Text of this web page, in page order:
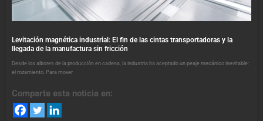
Levitación magnética industrial: El fin de las cintas transportadoras y la
llegada de la manufactura sin fricción
Desde los albores de la producción en cadena, la industria ha aceptado un peaje mecánico inevitable:
el rozamiento. Para mover
Comparte esta noticia en: